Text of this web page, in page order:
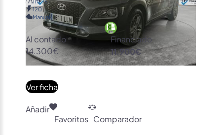
120
Manual
Al contado
14.300€
Financiado
11.900€
Ver ficha
Añadir
Favoritos Comparador